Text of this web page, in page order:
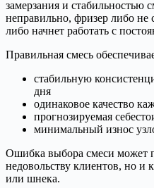
замерзания и стабильностью
неправильно, фризер либо не
либо начнет работать с
Правильная смесь
стабильную
дня
одинаковое качество
прогнозируемая
минимальный износ
Ошибка выбора смеси может
недовольству клиентов, но и
или шнека.